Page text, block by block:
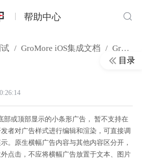
帮助中心
/ GroMore iOS集成文档 / GroMore iOS SDK接入文档
或顶部显示的小条形广告， 暂不支持在
者对广告样式进行编辑和渲染，可直接调
。原生横幅广告内容与其他内容区分开，
点击，不应将横幅广告放置于文本、图片
目录